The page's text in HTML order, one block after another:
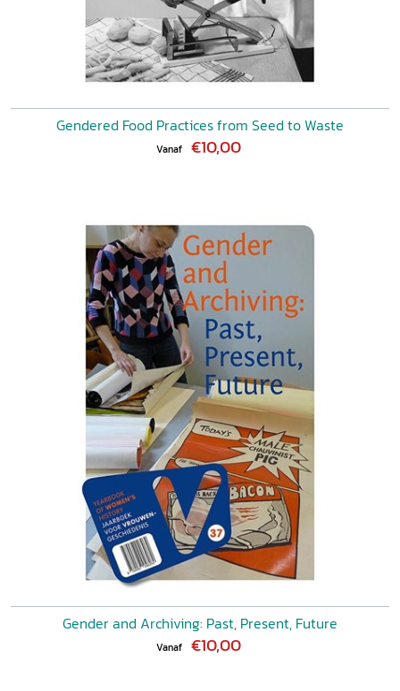
Gendered Food Practices from Seed to Waste
Vanaf €10,00
Gender and Archiving: Past, Present, Future
Vanaf €10,00